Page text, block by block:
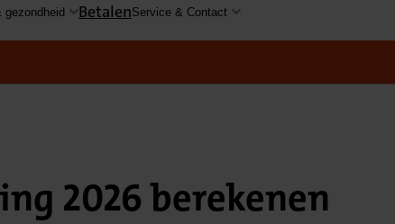
gezondheid BetalenService & Contact
2026 berekenen